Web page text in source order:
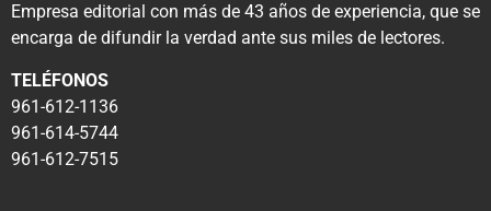
Empresa editorial con más de 43 años de experiencia, que se
encarga de difundir la verdad ante sus miles de lectores.
TELÉFONOS
961-612-1136
961-614-5744
961-612-7515